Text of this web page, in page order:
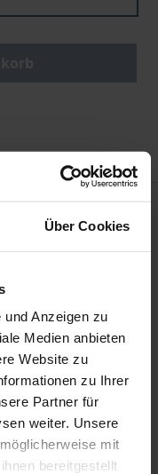
Über Cookies
Anzeigen zu
Medien anbieten
Website zu
zu Ihrer
Partner für
weiter. Unsere
mit
bereitgestellt
bisher
empirische
ob und
eines